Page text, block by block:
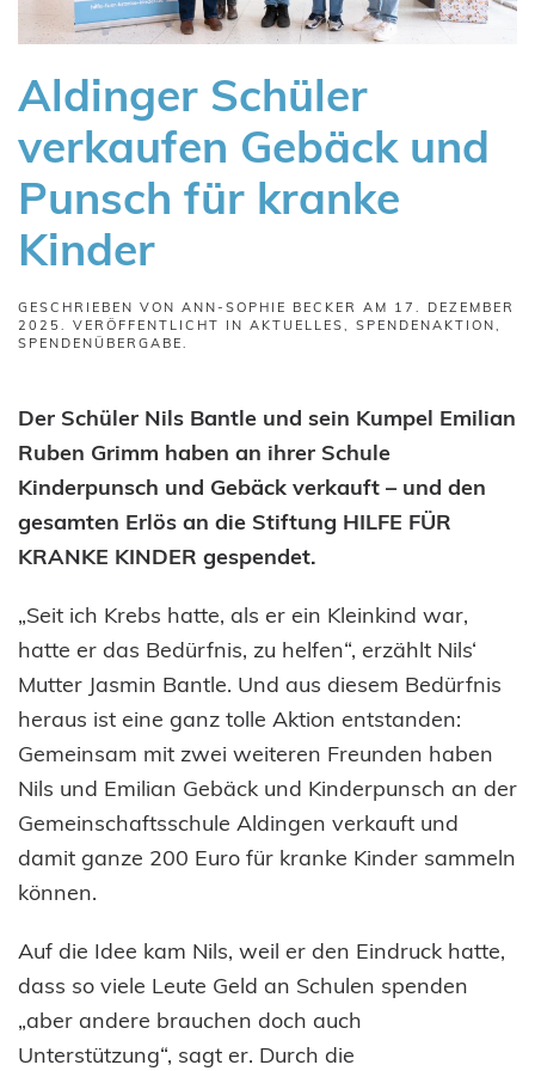
Aldinger Schüler
verkaufen Gebäck und
Punsch für kranke
Kinder
GESCHRIEBEN VON ANN-SOPHIE BECKER AM 17. DEZEMBER
2025 . VERÖFFENTLICHT IN AKTUELLES, SPENDENAKTION,
SPENDENÜBERGABE.
Der Schüler Nils Bantle und sein Kumpel Emilian
Ruben Grimm haben an ihrer Schule
Kinderpunsch und Gebäck verkauft – und den
gesamten Erlös an die Stiftung HILFE FÜR
KRANKE KINDER gespendet.
„Seit ich Krebs hatte, als er ein Kleinkind war,
hatte er das Bedürfnis, zu helfen“, erzählt Nils‘
Mutter Jasmin Bantle. Und aus diesem Bedürfnis
heraus ist eine ganz tolle Aktion entstanden:
Gemeinsam mit zwei weiteren Freunden haben
Nils und Emilian Gebäck und Kinderpunsch an der
Gemeinschaftsschule Aldingen verkauft und
damit ganze 200 Euro für kranke Kinder sammeln
können.
Auf die Idee kam Nils, weil er den Eindruck hatte,
dass so viele Leute Geld an Schulen spenden
„aber andere brauchen doch auch
Unterstützung“, sagt er. Durch die